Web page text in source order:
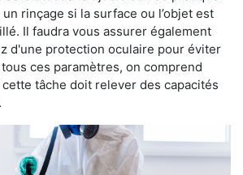
rinçage si la surface ou l’objet est
Il faudra vous assurer également
d'une protection oculaire pour éviter
ces paramètres, on comprend
tâche doit relever des capacités